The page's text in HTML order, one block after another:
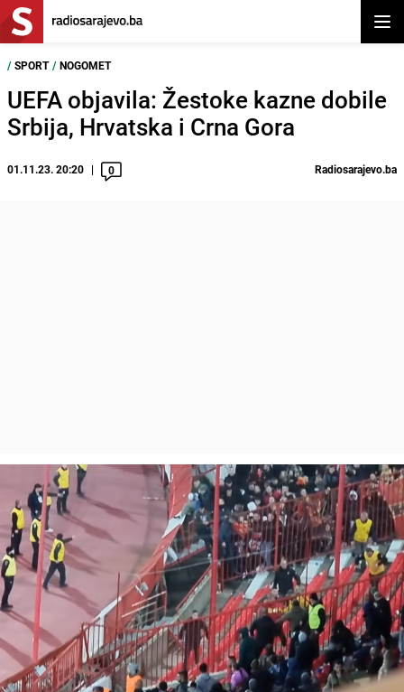
/ SPORT / NOGOMET
UEFA objavila: Žestoke kazne dobile
Srbija, Hrvatska i Crna Gora
01.11.23. 20:20 0 Radiosarajevo.ba